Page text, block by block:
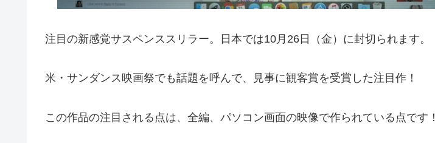
注目の新感覚サスペンススリラー。日本では10月26日（金）に封切られます。
米・サンダンス映画祭でも話題を呼んで、見事に観客賞を受賞した注目作！
この作品の注目される点は、全編、パソコン画面の映像で作られている点です！